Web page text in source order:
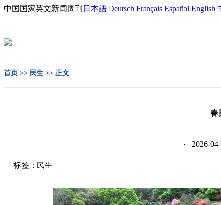
中国国家英文新闻周刊 日本語 Deutsch Français Español English
首页 >> 民生 >> 正文
春
· 2026-
标签：民生